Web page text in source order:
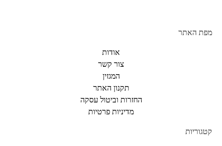
מפת האתר
אודות
צור קשר
המגזין
תקנון האתר
החזרות וביטול עסקה
מדיניות פרטיות
קטגוריות